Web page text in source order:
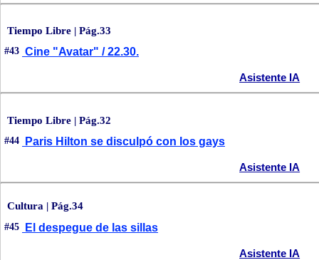
Tiempo Libre | Pág.33
#43 Cine "Avatar" / 22.30.
Asistente IA
Tiempo Libre | Pág.32
#44 Paris Hilton se disculpó con los gays
Asistente IA
Cultura | Pág.34
#45 El despegue de las sillas
Asistente IA